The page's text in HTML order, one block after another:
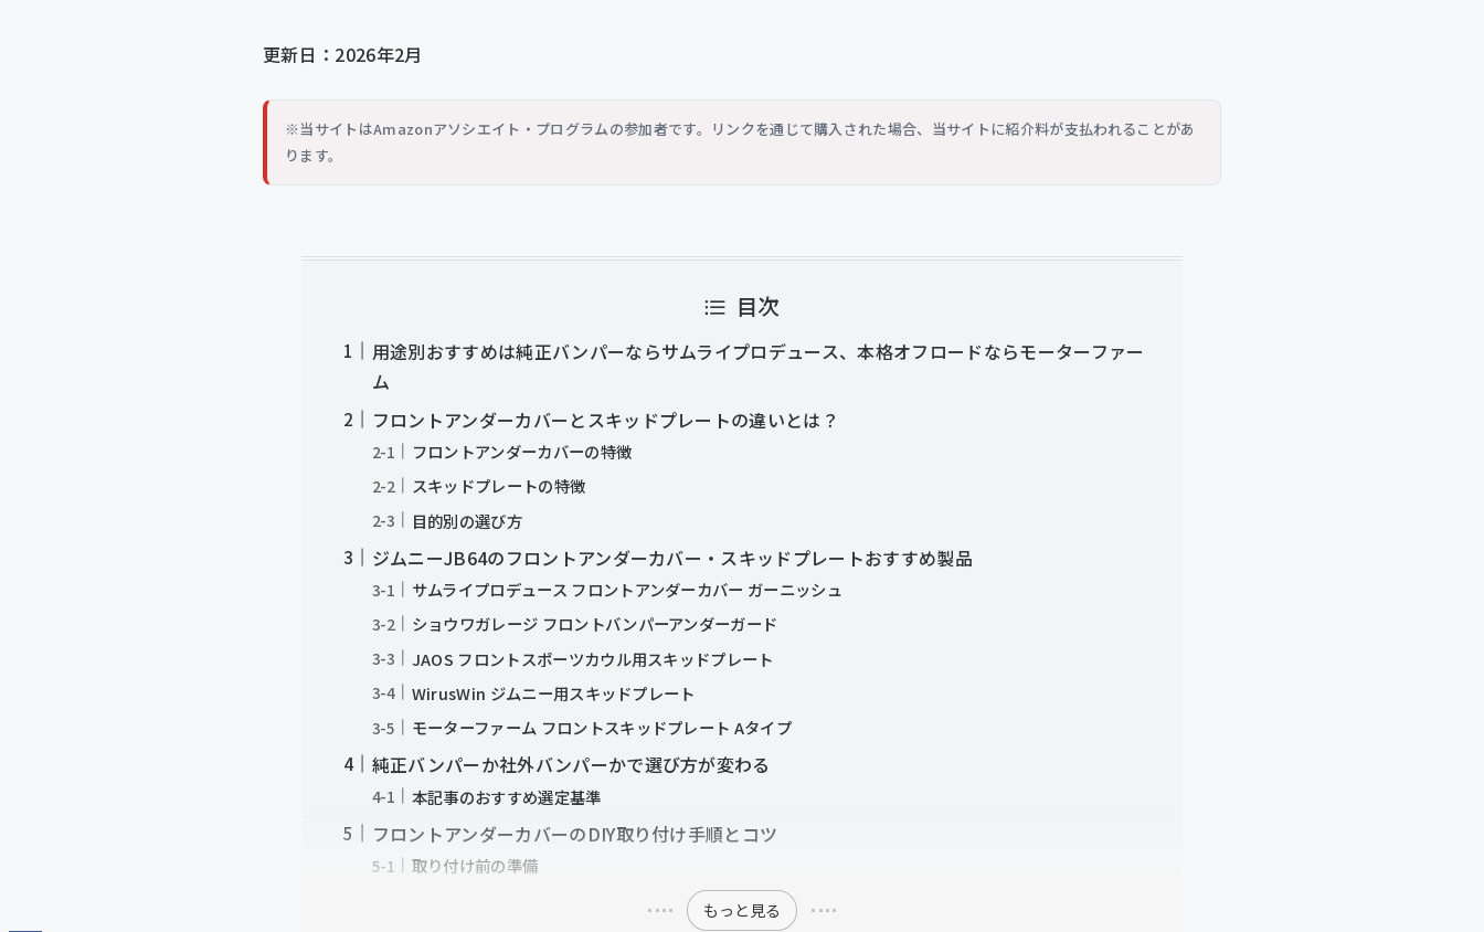
更新日：2026年2月
※当サイトはAmazonアソシエイト・プログラムの参加者です。リンクを通じて購入された場合、当サイトに紹介料が支払われることがあ
ります。
目次
用途別おすすめは純正バンパーならサムライプロデュース、本格オフロードならモーターファー
ム
フロントアンダーカバーとスキッドプレートの違いとは？
フロントアンダーカバーの特徴
スキッドプレートの特徴
目的別の選び方
ジムニーJB64のフロントアンダーカバー・スキッドプレートおすすめ製品
サムライプロデュース フロントアンダーカバー ガーニッシュ
ショウワガレージ フロントバンパーアンダーガード
JAOS フロントスポーツカウル用スキッドプレート
WirusWin ジムニー用スキッドプレート
モーターファーム フロントスキッドプレート Aタイプ
純正バンパーか社外バンパーかで選び方が変わる
本記事のおすすめ選定基準
フロントアンダーカバーのDIY取り付け手順とコツ
取り付け前の準備
もっと見る